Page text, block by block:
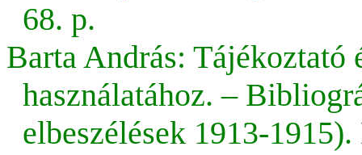
68. p.
Barta András:
használatához. –
elbeszélések 1913-